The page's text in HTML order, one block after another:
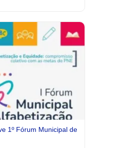
1º Fórum Municipal de